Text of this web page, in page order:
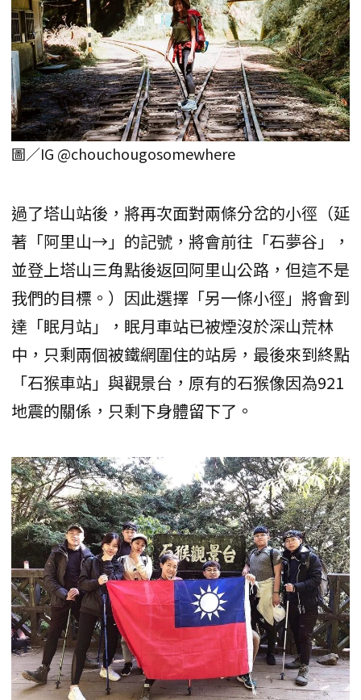
圖／IG @chouchougosomewhere
過了塔山站後，將再次面對兩條分岔的小徑（延
著「阿里山→」的記號，將會前往「石夢谷」，
並登上塔山三角點後返回阿里山公路，但這不是
我們的目標。）因此選擇「另一條小徑」將會到
達「眠月站」，眠月車站已被煙沒於深山荒林
中，只剩兩個被鐵網圍住的站房，最後來到終點
「石猴車站」與觀景台，原有的石猴像因為921
地震的關係，只剩下身體留下了。